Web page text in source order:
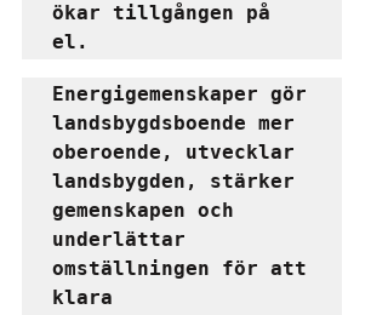
ökar tillgången på
el.
Energigemenskaper gör
landsbygdsboende mer
oberoende, utvecklar
landsbygden, stärker
gemenskapen och
underlättar
omställningen för att
klara